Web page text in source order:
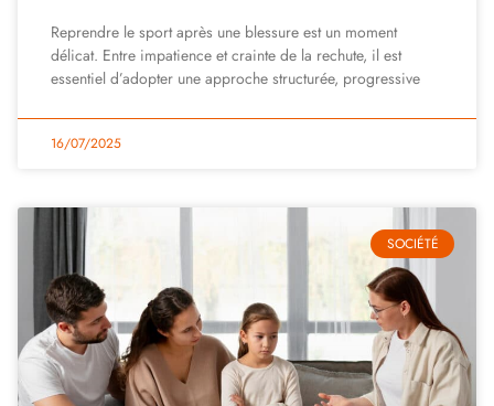
Reprendre le sport après une blessure est un moment
délicat. Entre impatience et crainte de la rechute, il est
essentiel d’adopter une approche structurée, progressive
16/07/2025
SOCIÉTÉ